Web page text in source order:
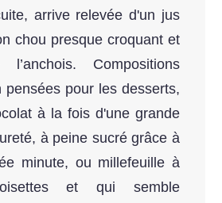
arrive relevée d'un jus
chou presque croquant et
l’anchois. Compositions
pensées pour les desserts,
à la fois d'une grande
à peine sucré grâce à
minute, ou millefeuille à
et qui semble